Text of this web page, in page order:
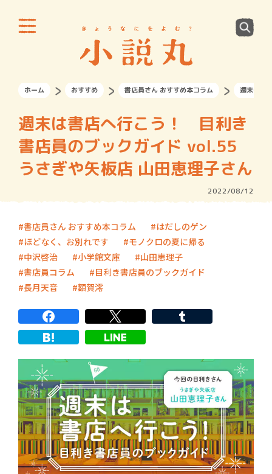
ホーム おすすめ 書店員さん おすすめ本コラム 週末は書
週末は書店へ行こう！ 目利き
書店員のブックガイド vol.55
うさぎや矢板店 山田恵理子さん
2022/08/12
書店員さん おすすめ本コラム
はだしのゲン
ほどなく、お別れです
モノクロの夏に帰る
中沢啓治
小学館文庫
山田恵理子
書店員コラム
目利き書店員のブックガイド
長月天音
額賀澪